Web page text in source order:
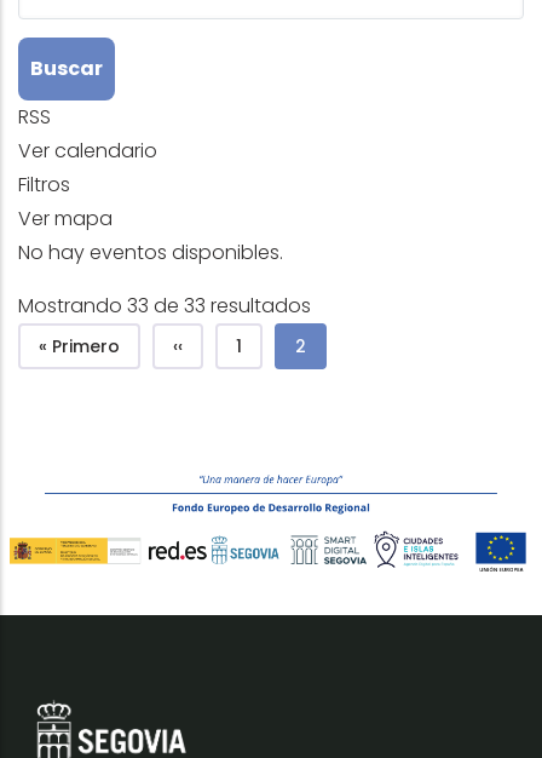
RSS
Ver calendario
Filtros
Ver mapa
No hay eventos disponibles.
Mostrando 33 de 33 resultados
Pagination
Première page
« Primero Page précédente
‹‹ Página
1 Page courante
2